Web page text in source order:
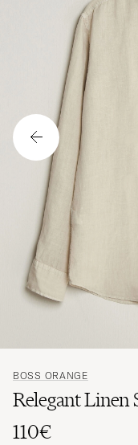
BOSS ORANGE
Relegant Linen
110€